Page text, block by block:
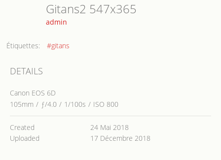
Gitans2 547x365
admin
Étiquettes: #gitans
DETAILS
Canon EOS 6D
105mm / ƒ/4.0 / 1/100s / ISO 800
Created
24 Mai 2018
Uploaded
17 Décembre 2018